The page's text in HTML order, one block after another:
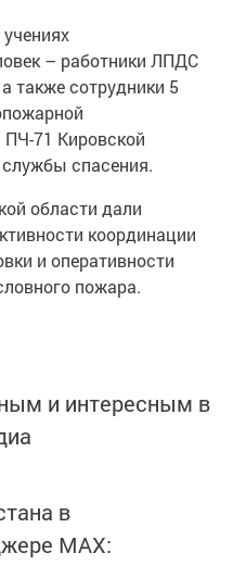
– работники ЛПДС
также сотрудники 5
71 Кировской
спасения.
области дали
координации
и оперативности
пожара.
и интересным в
в
MАХ: